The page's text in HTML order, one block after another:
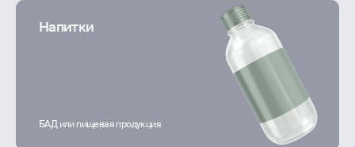
Напитки
БАД или пищевая продукция